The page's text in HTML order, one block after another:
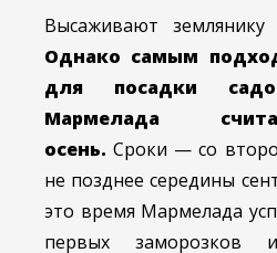
Высаживают
Однако самым
для посадки
Мармелада
осень. Сроки — со
не позднее середины
это время Мармелада
первых заморозков